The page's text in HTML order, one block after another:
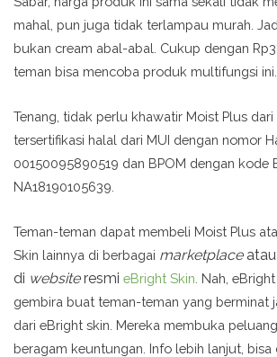
mahal, pun juga tidak terlampau murah.
bukan cream abal-abal. Cukup dengan
teman bisa mencoba produk multifungsi ini.
Tenang, tidak perlu khawatir Moist Plus
tersertifikasi halal dari MUI dengan nomor
00150095890519 dan BPOM dengan kode
NA18190105639.
Teman-teman dapat membeli Moist Plus
Skin lainnya di berbagai marketplaceatau
di websiteresmi eBright Skin Nah,
gembira buat teman-teman yang berminat
dari eBright skin. Mereka membuka
beragam keuntungan. Info lebih lanjut, bisa